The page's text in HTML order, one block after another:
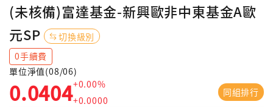
(未核備)富達基金-新興歐非中東基金A歐
元SP
切換級別
0手續費
單位淨值(08/06)
0.0404+0.00%
+0.0000
同組排行